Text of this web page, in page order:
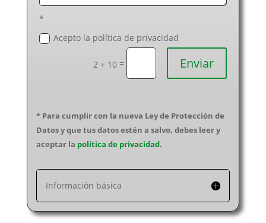
*
Acepto la política de privacidad
2 + 10 = Enviar
* Para cumplir con la nueva Ley de Protección de
Datos y que tus datos estén a salvo, debes leer y
aceptar la política de privacidad.
Información básica